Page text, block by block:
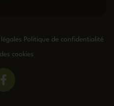
Politique de confidentialité
cookies